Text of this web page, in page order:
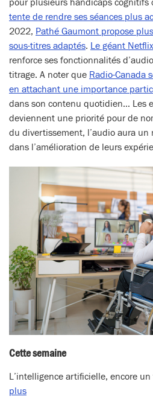
pour plusieurs handicaps cognitifs
tente de rendre ses séances plus
2022, Pathé Gaumont propose
sous-titres adaptés. Le géant
renforce ses fonctionnalités
titrage. A noter que Radio-Canada
en attachant une importance
dans son contenu quotidien… Les
deviennent une priorité pour de
du divertissement, l’audio aura
dans l’amélioration de leurs
Cette semaine
L’intelligence artificielle, encore
plus